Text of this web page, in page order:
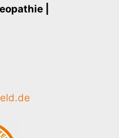
|